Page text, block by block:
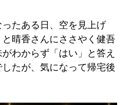
たある日、空を見上げ
と晴香さんにささやく健吾
わからず「はい」と答え
たが、気になって帰宅後